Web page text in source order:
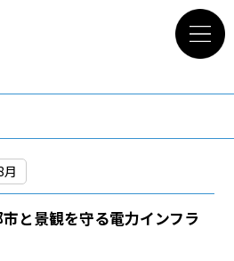
月
と景観を守る電力インフラ